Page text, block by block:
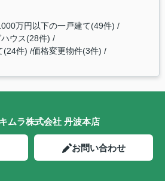
万円以下の一戸建て(49件)
ウス(28件)
(24件) 価格変更物件(3件)
ムラ株式会社 丹波本店
お問い合わせ